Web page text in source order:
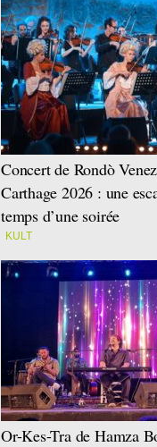
Concert de Rondò
Carthage 2026 : une
temps d’une soirée
KULT
Or-Kes-Tra de Hamza